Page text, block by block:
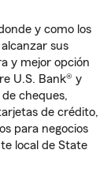
y como los
sus
y mejor opción
U.S. Bank® y
cheques,
de crédito,
para negocios
local de State